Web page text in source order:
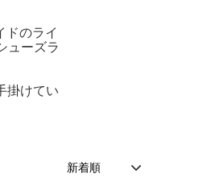
のライ
ューズラ
掛けてい